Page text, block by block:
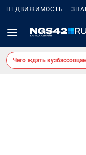
НЕДВИЖИМОСТЬ
Чего ждать